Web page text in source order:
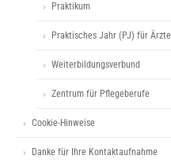
Praktikum
Praktisches Jahr (PJ) für Ärzte
Weiterbildungsverbund
Zentrum für Pflegeberufe
Cookie-Hinweise
Danke für Ihre Kontaktaufnahme